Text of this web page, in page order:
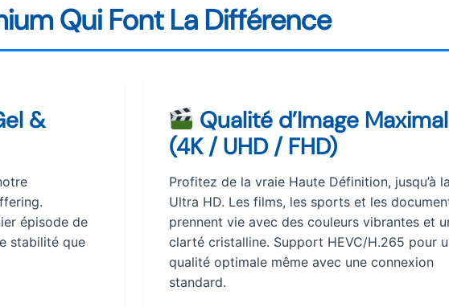
Qui Font La Différence
&
épisode de
stabilité que
Qualité d’Image
(4K / UHD / FHD)
Profitez de la vraie Haute Définition, jusqu’à
Ultra HD. Les films, les sports et les
prennent vie avec des couleurs vibrantes et
clarté cristalline. Support HEVC/H.265 pour
qualité optimale même avec une connexion
standard.